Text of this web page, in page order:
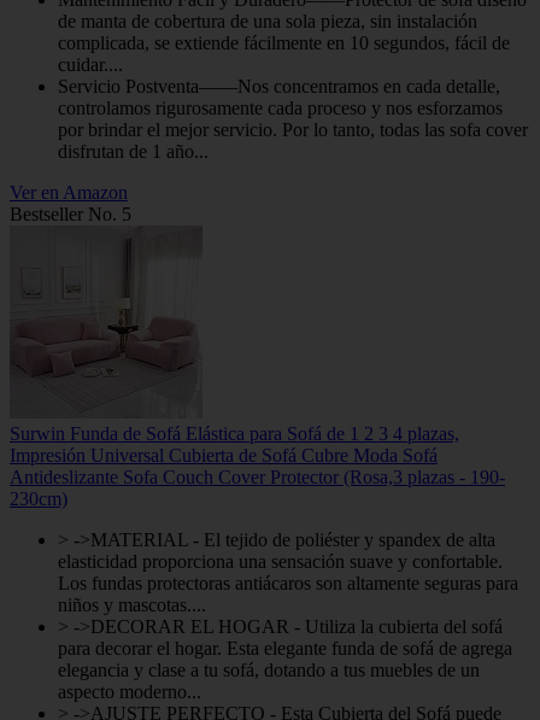
de manta de cobertura de una sola pieza, sin instalación
complicada, se extiende fácilmente en 10 segundos, fácil de
cuidar....
Servicio Postventa——Nos concentramos en cada detalle,
controlamos rigurosamente cada proceso y nos esforzamos
por brindar el mejor servicio. Por lo tanto, todas las sofa cover
disfrutan de 1 año...
Ver en Amazon
Bestseller No. 5
Surwin Funda de Sofá Elástica para Sofá de 1 2 3 4 plazas,
Impresión Universal Cubierta de Sofá Cubre Moda Sofá
Antideslizante Sofa Couch Cover Protector (Rosa,3 plazas - 190-
230cm)
> ->MATERIAL - El tejido de poliéster y spandex de alta
elasticidad proporciona una sensación suave y confortable.
Los fundas protectoras antiácaros son altamente seguras para
niños y mascotas....
> ->DECORAR EL HOGAR - Utiliza la cubierta del sofá
para decorar el hogar. Esta elegante funda de sofá de agrega
elegancia y clase a tu sofá, dotando a tus muebles de un
aspecto moderno...
> ->AJUSTE PERFECTO - Esta Cubierta del Sofá puede